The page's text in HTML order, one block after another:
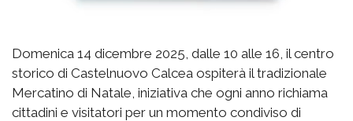
Domenica 14 dicembre 2025, dalle 10 alle 16, il centro
storico di Castelnuovo Calcea ospiterà il tradizionale
Mercatino di Natale, iniziativa che ogni anno richiama
cittadini e visitatori per un momento condiviso di